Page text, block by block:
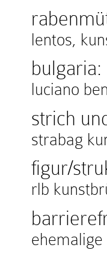
lentos,
luciano
strich
strabag
figur/
rlb